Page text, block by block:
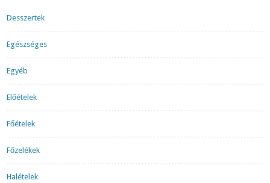
Desszertek
Egészséges
Egyéb
Előételek
Főételek
Főzelékek
Halételek